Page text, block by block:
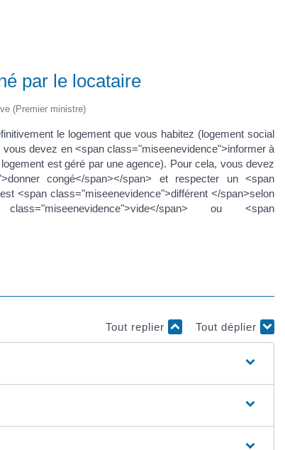
par le locataire
(Premier ministre)
le logement que vous habitez (logement social
devez en <span class="miseenevidence">informer à
est géré par une agence). Pour cela, vous devez
congé</span></span> et respecter un <span
<span class="miseenevidence">différent </span>selon
span> ou <span
Tout replier Tout déplier